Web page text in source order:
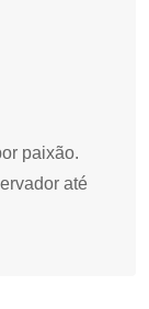
paixão.
até